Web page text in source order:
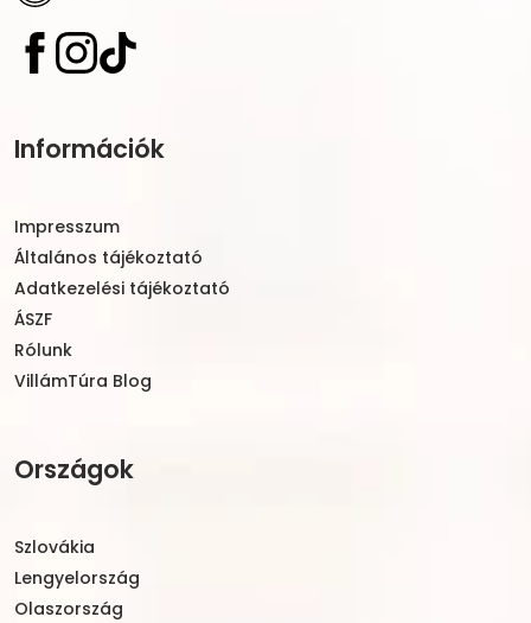
Információk
Impresszum
Általános tájékoztató
Adatkezelési tájékoztató
ÁSZF
Rólunk
VillámTúra Blog
Országok
Szlovákia
Lengyelország
Olaszország